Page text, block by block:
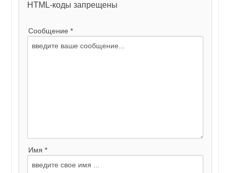
HTML-коды запрещены
Сообщение *
Имя *